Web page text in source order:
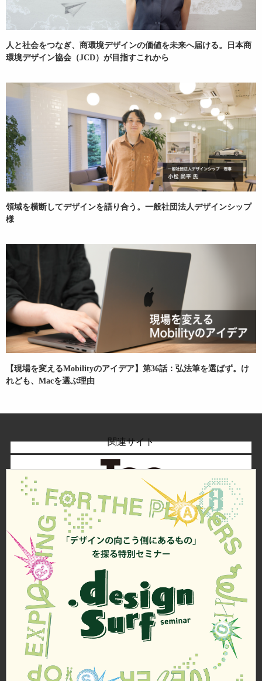
人と社会をつなぎ、商環境デザインの価値を未来へ届ける。日本商
環境デザイン協会（JCD）が目指すこれから
領域を横断してデザインを語り合う。一般社団法人デザインシップ
様
【現場を変えるMobilityのアイデア】第36話：弘法筆を選ばず。け
れども、Macを選ぶ理由
関連サイト